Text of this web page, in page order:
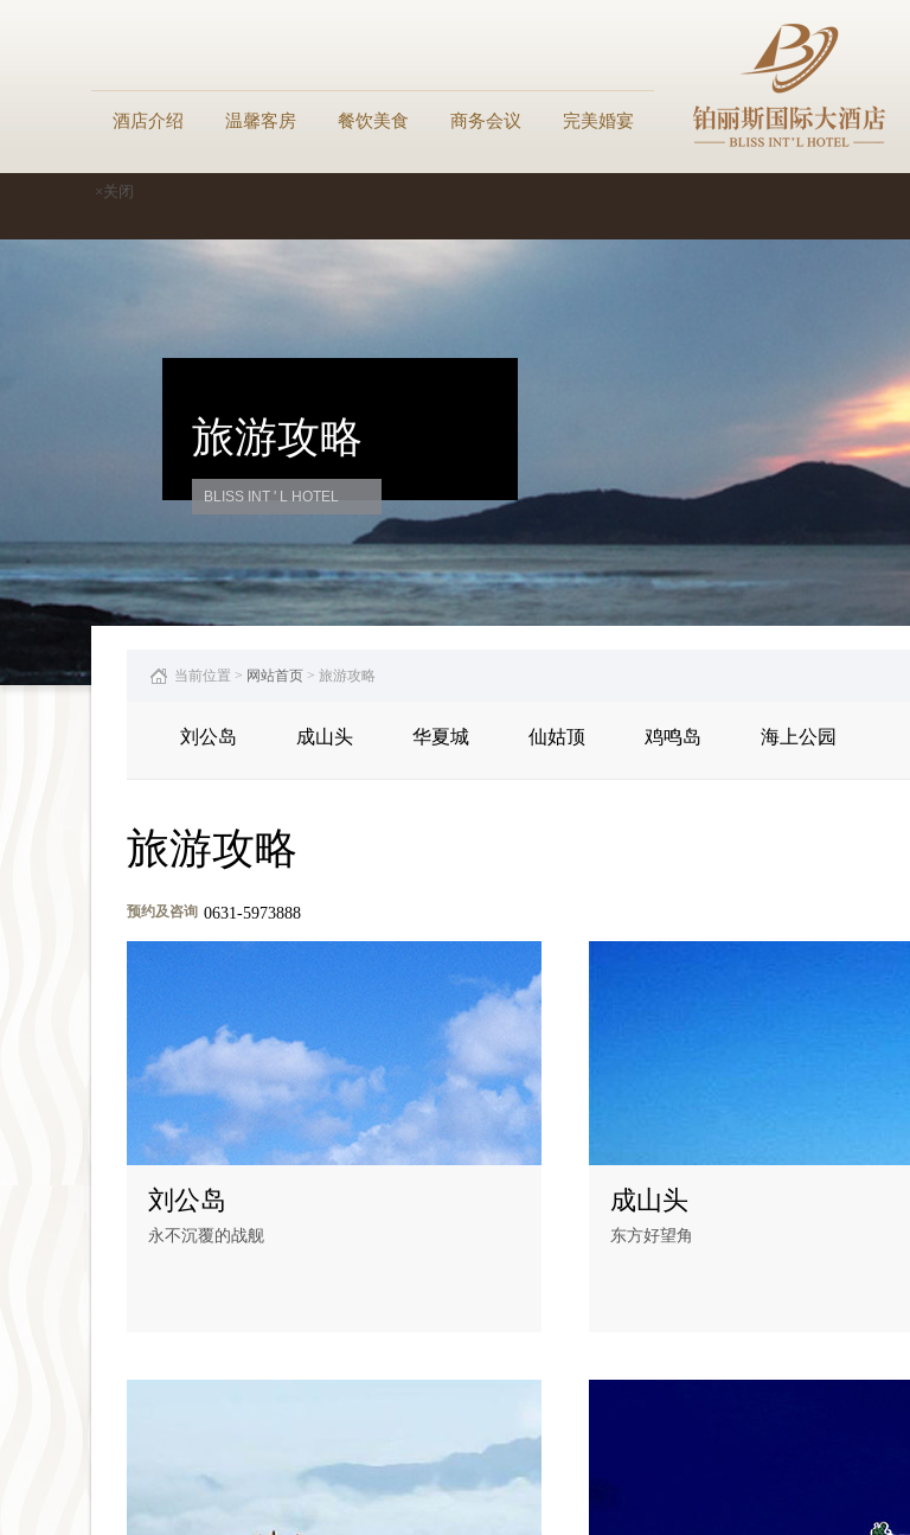
酒店介绍 温馨客房 餐饮美食 商务会议 完美婚宴
旅游攻略
BLISS INT ' L HOTEL
当前位置 > 网站首页 > 旅游攻略
刘公岛 成山头 华夏城 仙姑顶 鸡鸣岛 海上公园
旅游攻略
预约及咨询 0631-5973888
刘公岛
永不沉覆的战舰
成山头
东方好望角
×关闭